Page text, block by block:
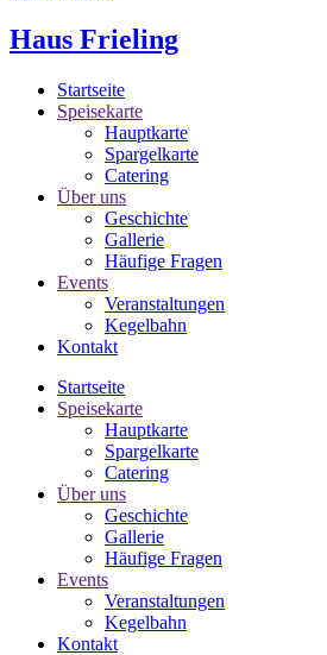
Haus Frieling
Startseite
Speisekarte
Hauptkarte
Spargelkarte
Catering
Über uns
Geschichte
Gallerie
Häufige Fragen
Events
Veranstaltungen
Kegelbahn
Kontakt
Startseite
Speisekarte
Hauptkarte
Spargelkarte
Catering
Über uns
Geschichte
Gallerie
Häufige Fragen
Events
Veranstaltungen
Kegelbahn
Kontakt